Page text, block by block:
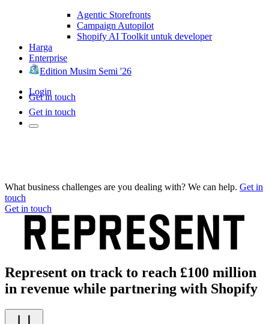
Agentic Storefronts
Campaign Autopilot
Shopify AI Toolkit untuk developer
Harga
Enterprise
Edition Musim Semi '26
Login
Get in touch
Get in touch
What business challenges are you dealing with? We can help. Get in
touch
Get in touch
Represent on track to reach £100 million
in revenue while partnering with Shopify